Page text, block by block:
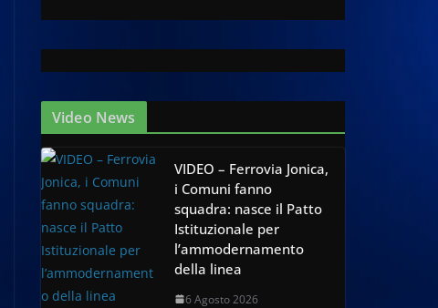
Video News
VIDEO – Ferrovia Jonica,
i Comuni fanno
squadra: nasce il Patto
Istituzionale per
l’ammodernamento
della linea
6 Agosto 2026